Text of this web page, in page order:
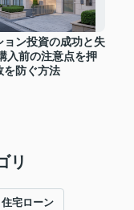
ョン投資の成功と失
入前の注意点を押
を防ぐ方法
リ
住宅ローン